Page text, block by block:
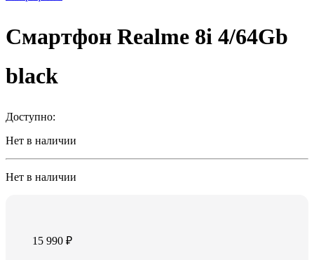
Смартфон Realme 8i 4/64Gb
black
Доступно:
Нет в наличии
Нет в наличии
15 990₽